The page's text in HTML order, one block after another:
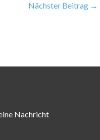
Nächster Beitrag →
Nachricht